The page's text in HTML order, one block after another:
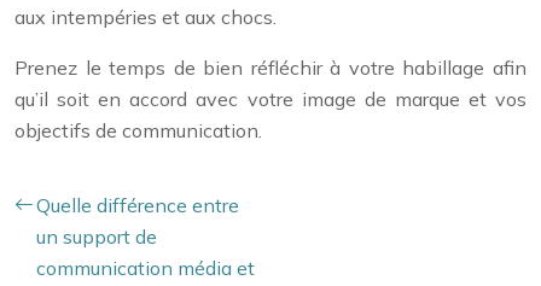
aux intempéries et aux chocs.
Prenez le temps de bien réfléchir à votre habillage afin
qu’il soit en accord avec votre image de marque et vos
objectifs de communication.
Quelle différence entre
un support de
communication média et